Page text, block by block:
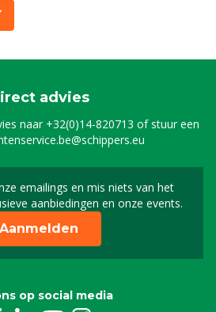
advies
naar +32(0)14-820713 of stuur een
emailings en mis niets van het
aanbiedingen en onze events.
Meld u aan voor onze
Aanmelden
op social media